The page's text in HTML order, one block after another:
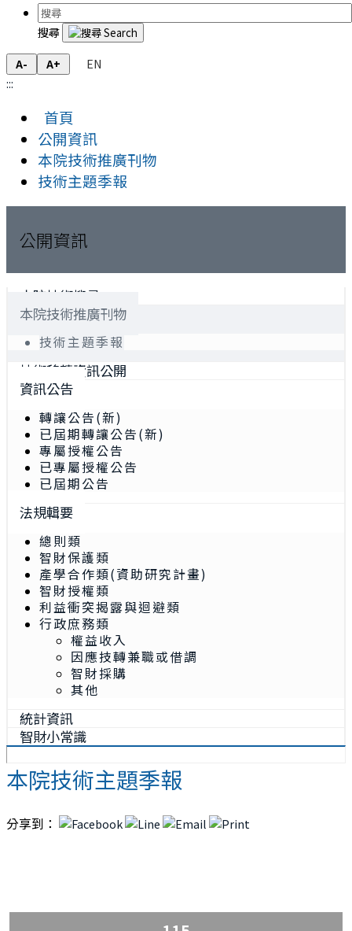
搜尋
A- A+
EN
:::
首頁
公開資訊
本院技術推廣刊物
技術主題季報
公開資訊
本院技術搜尋
本院技術推廣刊物
技術主題季報
技術移轉資訊公開
資訊公告
轉讓公告(新)
已屆期轉讓公告(新)
專屬授權公告
已專屬授權公告
已屆期公告
法規輯要
總則類
智財保護類
產學合作類(資助研究計畫)
智財授權類
利益衝突揭露與迴避類
行政庶務類
權益收入
因應技轉兼職或借調
智財採購
其他
統計資訊
智財小常識
本院技術主題季報
分享到：